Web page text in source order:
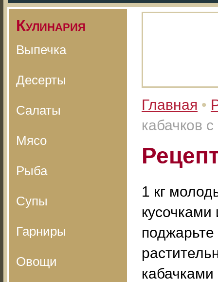
Кулинария
Выпечка
Десерты
Салаты
Мясо
Рыба
Супы
Гарниры
Овощи
Главная •
кабачков
1 кг